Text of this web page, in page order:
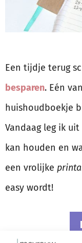
Een tijdje terug
besparen. Eén
huishoudboekje
Vandaag leg ik
kan houden en
een vrolijke
easy wordt!